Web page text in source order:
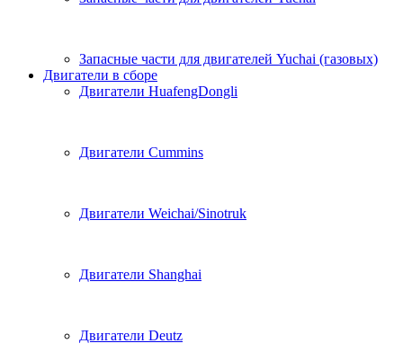
Запасные части для двигателей Yuchai (газовых)
Двигатели в сборе
Двигатели HuafengDongli
Двигатели Cummins
Двигатели Weichai/Sinotruk
Двигатели Shanghai
Двигатели Deutz